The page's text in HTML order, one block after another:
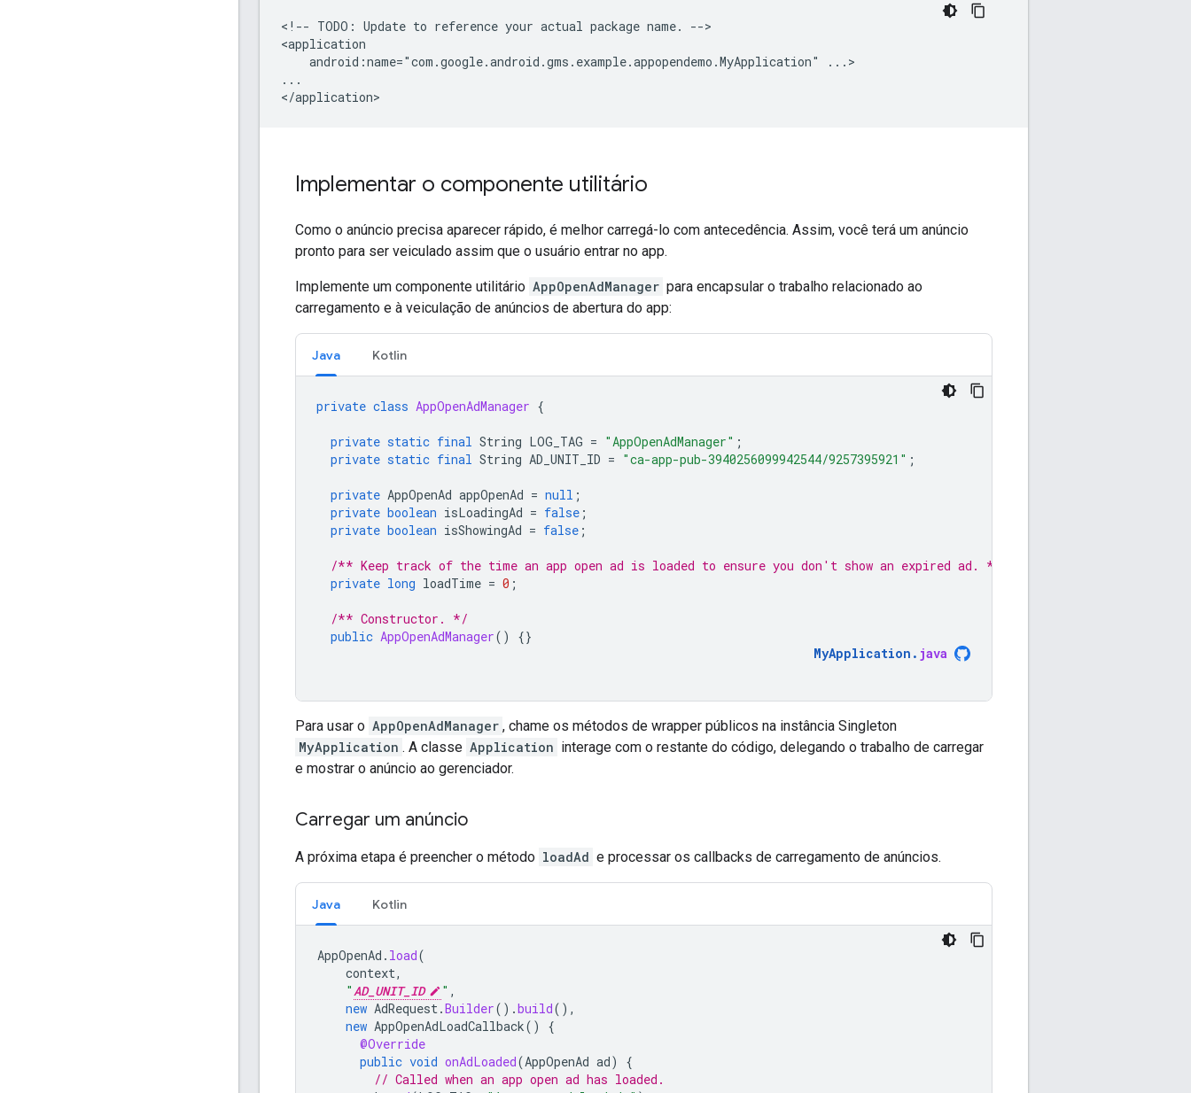
<!-- TODO: Update to reference your actual package name.
-->
android:name="com.google.android.gms.example.appopendemo.MyApplication"
...>
...
Implementar o componente utilitário
Como o anúncio precisa aparecer rápido, é melhor carregá-lo com antecedência. Assim, você terá um anúncio
pronto para ser veiculado assim que o usuário entrar no app.
Implemente um componente utilitário AppOpenAdManager para encapsular o trabalho relacionado ao
carregamento e à veiculação de anúncios de abertura do app:
Java Kotlin
private class AppOpenAdManager {
private static final String LOG_TAG = "AppOpenAdManager" ;
private static final String AD_UNIT_ID = "ca-app-pub-3940256099942544/9257395921" ;
private AppOpenAd appOpenAd = null ;
private boolean isLoadingAd = false ;
private boolean isShowingAd = false ;
/** Keep track of the time an app open ad is loaded to ensure you don't show an expired ad. */
private long loadTime = 0 ;
/** Constructor. */
public AppOpenAdManager()
{}
MyApplication . java
Para usar o AppOpenAdManager , chame os métodos de wrapper públicos na instância Singleton
MyApplication . A classe Application interage com o restante do código, delegando o trabalho de carregar
e mostrar o anúncio ao gerenciador.
Carregar um anúncio
A próxima etapa é preencher o método loadAd e processar os callbacks de carregamento de anúncios.
Java Kotlin
AppOpenAd . load(
context,
"AD_UNIT_ID " ,
new AdRequest.Builder().build(),
new AppOpenAdLoadCallback()
{
@Override
public void onAdLoaded(AppOpenAd ad)
{
// Called when an app open ad has loaded.